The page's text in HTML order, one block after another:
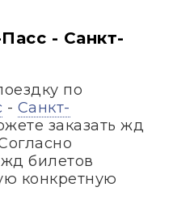
- Санкт-
по
- Санкт-
заказать жд
билетов
конкретную